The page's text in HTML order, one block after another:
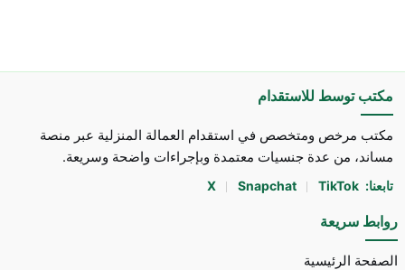
مكتب توسط للاستقدام
مكتب مرخص ومتخصص في استقدام العمالة المنزلية عبر منصة
مساند، من عدة جنسيات معتمدة وبإجراءات واضحة وسريعة.
تابعنا: X Snapchat TikTok
روابط سريعة
الصفحة الرئيسية